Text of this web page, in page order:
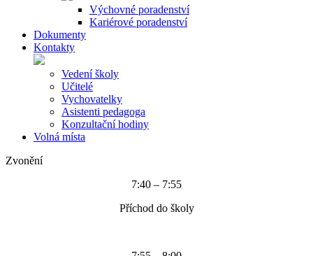
Výchovné poradenství
Kariérové poradenství
Dokumenty
Kontakty
Vedení školy
Učitelé
Vychovatelky
Asistenti pedagoga
Konzultační hodiny
Volná místa
Zvonění
7:40 – 7:55
Příchod do školy